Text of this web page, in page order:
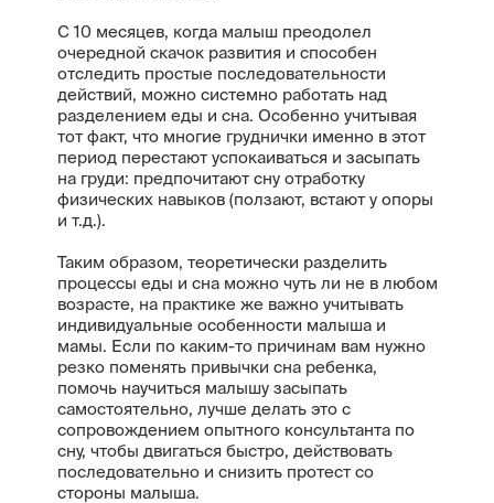
С 10 месяцев, когда малыш преодолел
очередной скачок развития и способен
отследить простые последовательности
действий, можно системно работать над
разделением еды и сна. Особенно учитывая
тот факт, что многие груднички именно в этот
период перестают успокаиваться и засыпать
на груди: предпочитают сну отработку
физических навыков (ползают, встают у опоры
и т.д.).
Таким образом, теоретически разделить
процессы еды и сна можно чуть ли не в любом
возрасте, на практике же важно учитывать
индивидуальные особенности малыша и
мамы. Если по каким-то причинам вам нужно
резко поменять привычки сна ребенка,
помочь научиться малышу засыпать
самостоятельно, лучше делать это с
сопровождением опытного консультанта по
сну, чтобы двигаться быстро, действовать
последовательно и снизить протест со
стороны малыша.